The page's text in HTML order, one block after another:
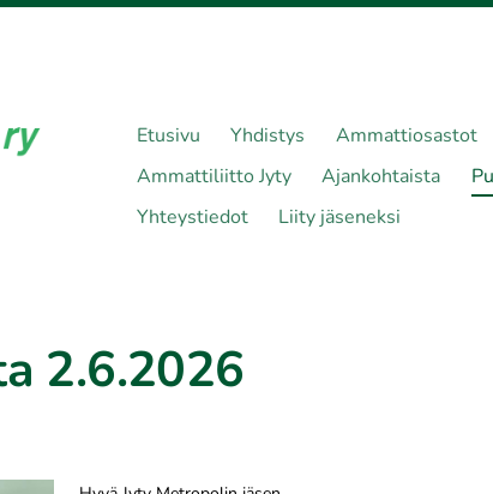
Etusivu Yhdistys Ammattiosastot
Ammattiliitto Jyty
Ajankohtaista
Yhteystiedot
Liity jäseneksi
2.6.2026